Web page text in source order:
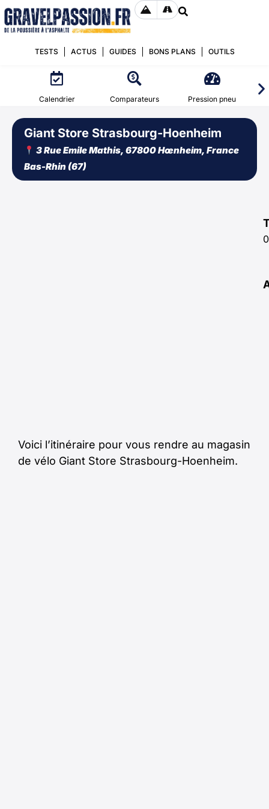
TESTS ACTUS GUIDES BONS PLANS OUTILS
Calendrier Comparateurs Pression pneu
Giant Store Strasbourg-Hoenheim
3 Rue Emile Mathis, 67800 Hœnheim, France
Bas-Rhin (67)
Voici l’itinéraire pour vous rendre au magasin
de vélo Giant Store Strasbourg-Hoenheim.